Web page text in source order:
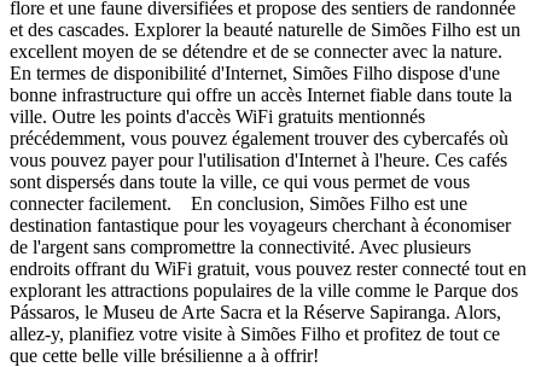
flore et une faune diversifiées et propose des sentiers de randonnée
et des cascades. Explorer la beauté naturelle de Simões Filho est un
excellent moyen de se détendre et de se connecter avec la nature.
En termes de disponibilité d'Internet, Simões Filho dispose d'une
bonne infrastructure qui offre un accès Internet fiable dans toute la
ville. Outre les points d'accès WiFi gratuits mentionnés
précédemment, vous pouvez également trouver des cybercafés où
vous pouvez payer pour l'utilisation d'Internet à l'heure. Ces cafés
sont dispersés dans toute la ville, ce qui vous permet de vous
connecter facilement. En conclusion, Simões Filho est une
destination fantastique pour les voyageurs cherchant à économiser
de l'argent sans compromettre la connectivité. Avec plusieurs
endroits offrant du WiFi gratuit, vous pouvez rester connecté tout en
explorant les attractions populaires de la ville comme le Parque dos
Pássaros, le Museu de Arte Sacra et la Réserve Sapiranga. Alors,
allez-y, planifiez votre visite à Simões Filho et profitez de tout ce
que cette belle ville brésilienne a à offrir!